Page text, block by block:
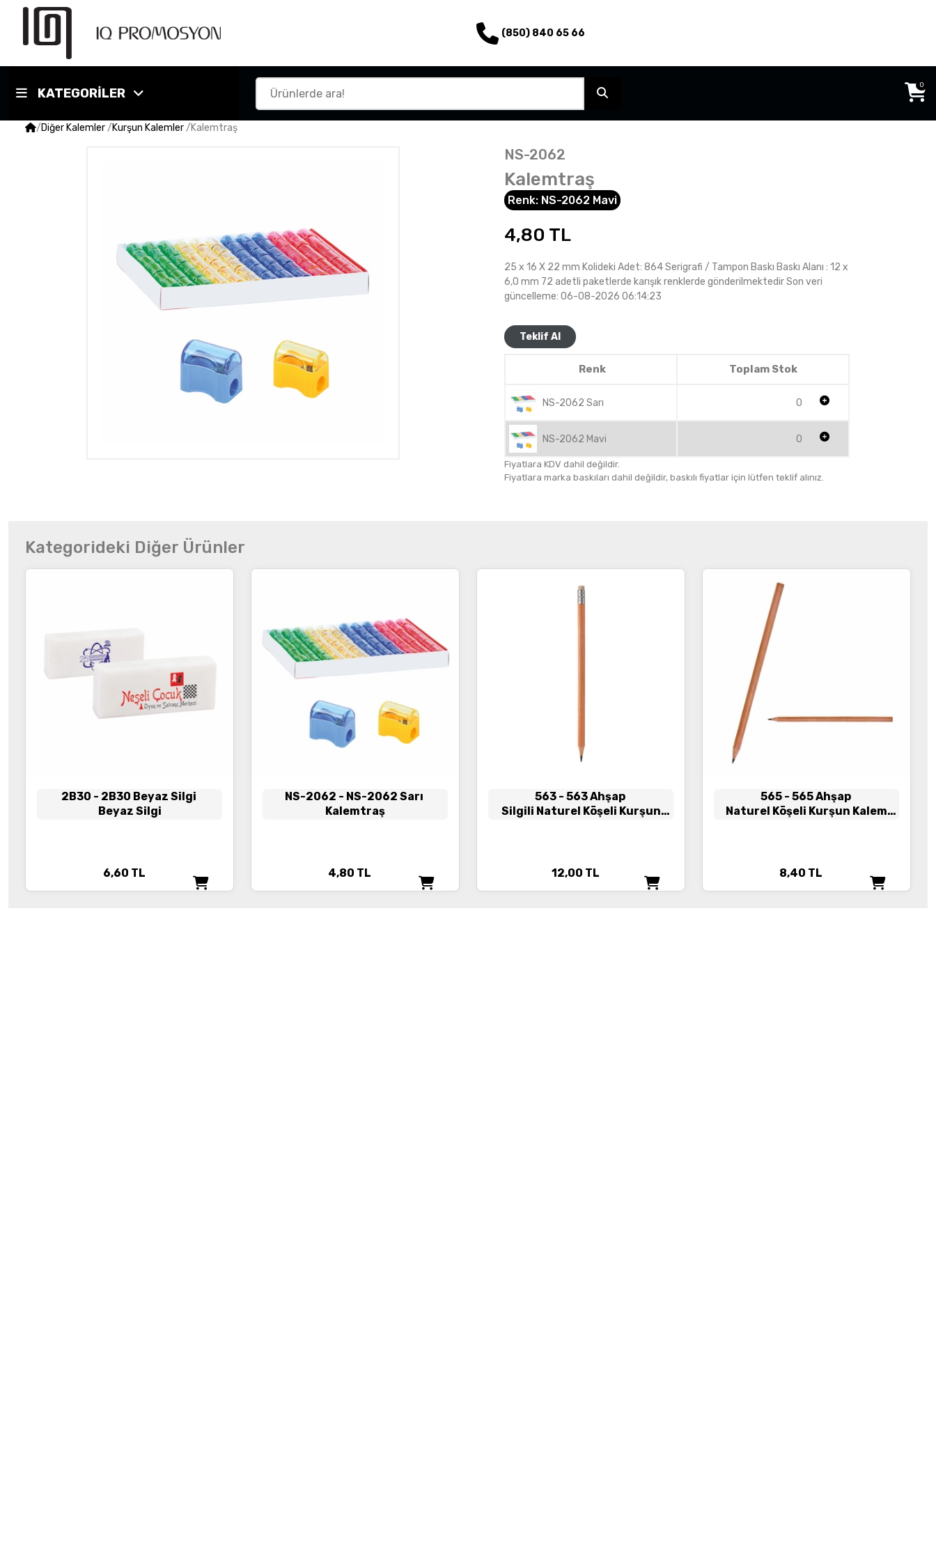
(850) 840 65 66
KATEGORİLER
0
/Diğer Kalemler/Kurşun Kalemler/Kalemtraş
NS-2062
Kalemtraş
Renk: NS-2062 Mavi
4,80 TL
25 x 16 X 22 mm Kolideki Adet: 864 Serigrafi / Tampon Baskı Baskı Alanı : 12 x
6,0 mm 72 adetli paketlerde karışık renklerde gönderilmektedir Son veri
güncelleme: 06-08-2026 06:14:23
Teklif Al
Renk Toplam Stok
NS-2062 Sarı 0
NS-2062 Mavi 0
Fiyatlara KDV dahil değildir.
Fiyatlara marka baskıları dahil değildir, baskılı fiyatlar için lütfen teklif alınız.
Kategorideki Diğer Ürünler
2B30 - 2B30 Beyaz Silgi
Beyaz Silgi
6,60 TL
NS-2062 - NS-2062 Sarı
Kalemtraş
4,80 TL
563 - 563 Ahşap
Silgili Naturel Köşeli Kurşun
12,00 TL
565 - 565 Ahşap
Naturel Köşeli Kurşun Kalem
8,40 TL